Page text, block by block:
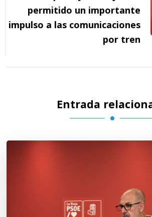
permitido un importante
impulso a las comunicaciones
por tren
Entrada